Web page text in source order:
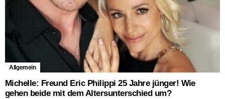
Allgemein
Michelle: Freund Eric Philippi 25 Jahre jünger! Wie
gehen beide mit dem Altersunterschied um?